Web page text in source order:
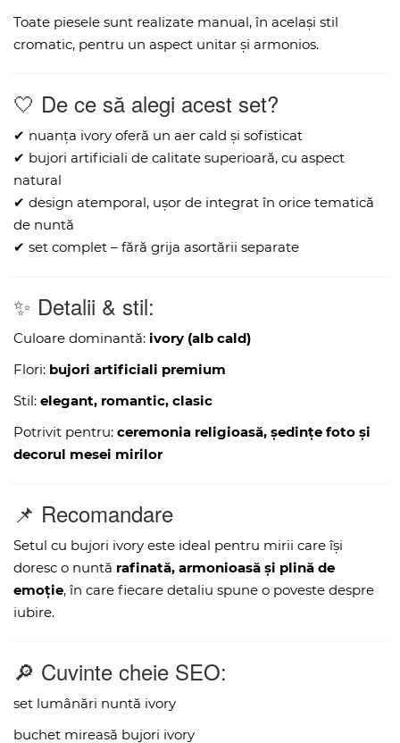
Toate piesele sunt realizate manual, în același stil
cromatic, pentru un aspect unitar și armonios.
🤍 De ce să alegi acest set?
✔ nuanța ivory oferă un aer cald și sofisticat
✔ bujori artificiali de calitate superioară, cu aspect
natural
✔ design atemporal, ușor de integrat în orice tematică
de nuntă
✔ set complet – fără grija asortării separate
✨ Detalii & stil:
Culoare dominantă: ivory (alb cald)
Flori: bujori artificiali premium
Stil: elegant, romantic, clasic
Potrivit pentru: ceremonia religioasă, ședințe foto și
decorul mesei mirilor
📌 Recomandare
Setul cu bujori ivory este ideal pentru mirii care își
doresc o nuntă rafinată, armonioasă și plină de
emoție, în care fiecare detaliu spune o poveste despre
iubire.
🔎 Cuvinte cheie SEO:
set lumânări nuntă ivory
buchet mireasă bujori ivory